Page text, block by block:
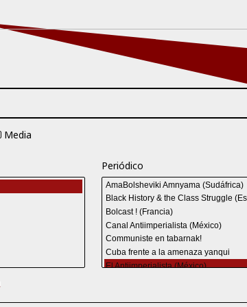
Media
Periódico